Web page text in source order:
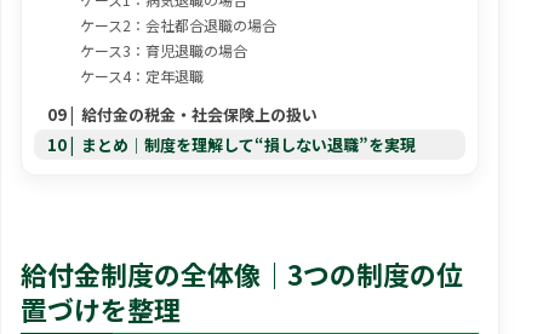
ケース2：会社都合退職の場合
ケース3：育児退職の場合
ケース4：定年退職
給付金の税金・社会保険上の扱い
まとめ｜制度を理解して“損しない退職”を実現
給付金制度の全体像｜3つの制度の位
置づけを整理